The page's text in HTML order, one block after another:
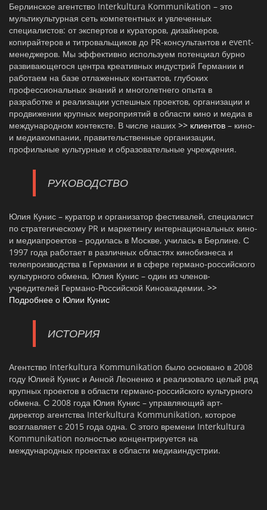
Берлинское агентство Interkultura Kommunikation – это
мультикультурная сеть компетентных и увлеченных
специалистов: от экспертов и кураторов, дизайнеров,
копирайтеров и титровальщиков до PR-консультантов и event-
менеджеров. Мы эффективно используем потенциал бурно
развивающегося центра креативных индустрий Германии и
работаем на базе отлаженных контактов, глубоких
профессиональных знаний и многолетнего опыта в
разработке и реализации успешных проектов, организации и
продвижении крупных мероприятий в области кино и медиа в
международном контексте. В числе наших >> клиентов – кино-
и медиакомпании, правительственные организации,
профильные культурные и образовательные учреждения.
РУКОВОДСТВО
Юлия Кунис – куратор и организатор фестивалей, специалист
по стратегическому PR и маркетингу интернациональных кино-
и медиапроектов – родилась в Москве, училась в Берлине. С
1997 года работает в различных областях кинобизнеса и
телепроизводства в Германии и в сфере германо-российского
культурного обмена, Юлия Кунис – один из членов-
учредителей Германо-Российской Киноакадемии. >>
Подробнее о Юлии Кунис
ИСТОРИЯ
Агентство Interkultura Kommunikation было основано в 2008
году Юлией Кунис и Анной Леоненко и реализовало целый ряд
крупных проектов в области германо-российского культурного
обмена. С 2008 года Юлия Кунис – управляющий арт-
директор агентства Interkultura Kommunikation, которое
возглавляет с 2015 года одна. С этого времени Interkultura
Kommunikation полностью концентрируется на
международных проектах в области медиаиндустрии.